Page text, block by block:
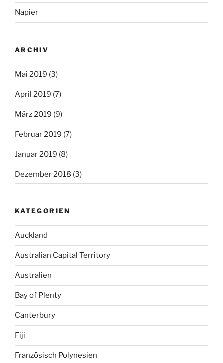
Napier
ARCHIV
Mai 2019 (3)
April 2019 (7)
März 2019 (9)
Februar 2019 (7)
Januar 2019 (8)
Dezember 2018 (3)
KATEGORIEN
Auckland
Australian Capital Territory
Australien
Bay of Plenty
Canterbury
Fiji
Französisch Polynesien